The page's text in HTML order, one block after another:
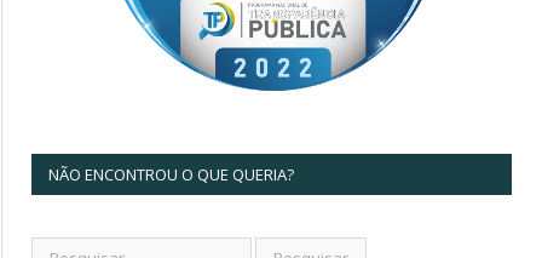
NÃO ENCONTROU O QUE QUERIA?